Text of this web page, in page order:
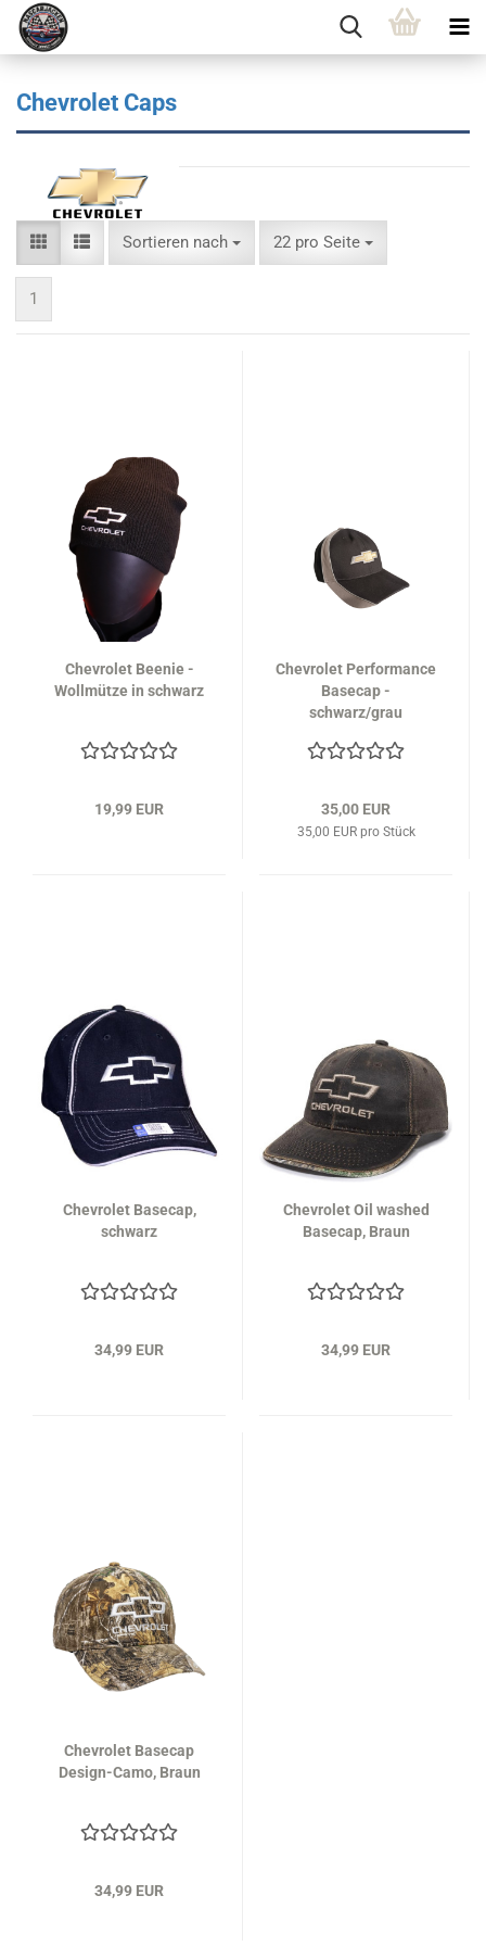
Chevrolet Caps
Sortieren nach
Sortieren nach 22 pro Seite
pro Seite
1
Chevrolet Beenie -
Wollmütze in schwarz
19,99 EUR
Chevrolet Performance
Basecap -
schwarz/grau
35,00 EUR
35,00 EUR pro Stück
Chevrolet Basecap,
schwarz
34,99 EUR
Chevrolet Oil washed
Basecap, Braun
34,99 EUR
Chevrolet Basecap
Design-Camo, Braun
34,99 EUR